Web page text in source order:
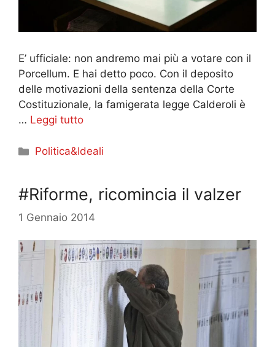
E’ ufficiale: non andremo mai più a votare con il
Porcellum. E hai detto poco. Con il deposito
delle motivazioni della sentenza della Corte
Costituzionale, la famigerata legge Calderoli è
… Leggi tutto
Categorie
Politica&Ideali
#Riforme, ricomincia il valzer
1 Gennaio 2014